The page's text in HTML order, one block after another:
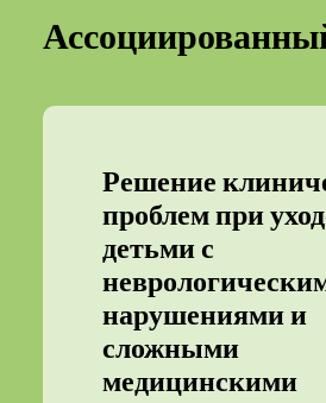
Решение
проблем при
детьми с
нарушениями и
сложными
медицинскими